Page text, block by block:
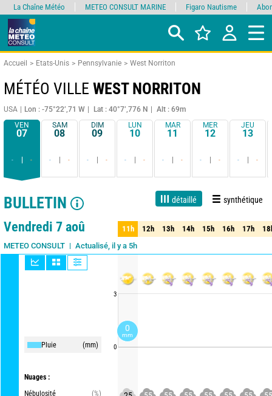
Accueil Etats-Unis Pennsylvanie West Norriton
MÉTÉO VILLE WEST NORRITON
USA Lon : -75°22’,71 W Lat : 40°7’,776 N
Alt : 69m
VEN
07
- -
SAM
08
- -
DIM
09
- -
LUN
10
- -
MAR
11
- -
MER
12
- -
JEU
13
- -
BULLETIN détaillé synthétique
1 jour 3 jours 7 jours 15 jours Fiabilité 90%
Vendredi 7 aoû
METEO CONSULT Actualisé, il y a 5h
Pluie (mm)
Nuages :
Nébulosité
(%)
3
0
11h 12h 13h 14h 15h 16h 17h
11h 12h 13h 14h 15h 16h 17h
La Chaîne Météo METEO CONSULT MARINE Figaro Nautisme
0
mm